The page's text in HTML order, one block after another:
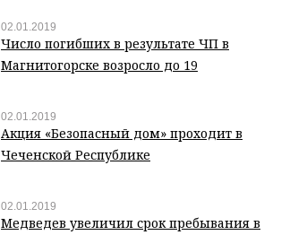
02.01.2019
Число погибших в результате ЧП в
Магнитогорске возросло до 19
02.01.2019
Акция «Безопасный дом» проходит в
Чеченской Республике
02.01.2019
Медведев увеличил срок пребывания в